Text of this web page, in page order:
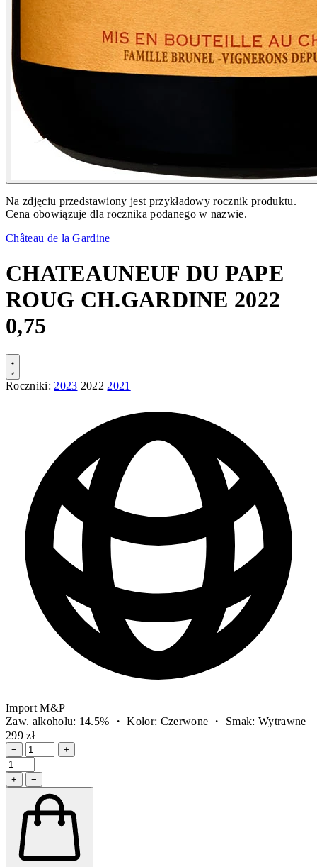
Na zdjęciu przedstawiony jest przykładowy rocznik produktu.
Cena obowiązuje dla rocznika podanego w nazwie.
Château de la Gardine
CHATEAUNEUF DU PAPE
ROUG CH.GARDINE 2022
0,75
Roczniki: 2023 2022 2021
Import M&P
Zaw. alkoholu: 14.5% ・ Kolor: Czerwone ・ Smak: Wytrawne
299 zł
− +
+ −